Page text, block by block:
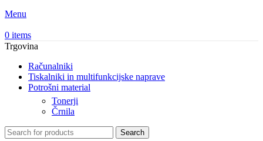
Menu
0 items
Trgovina
Računalniki
Tiskalniki in multifunkcijske naprave
Potrošni material
Tonerji
Črnila
Search